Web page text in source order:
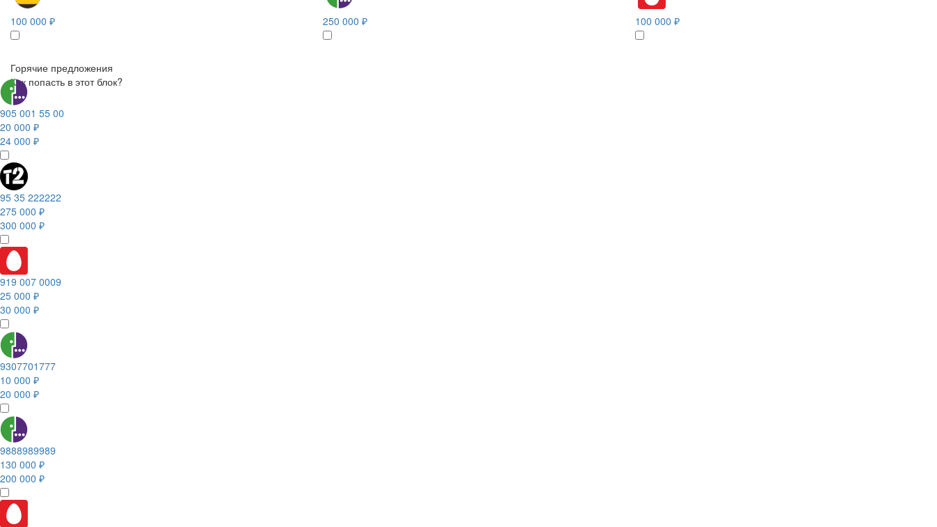
100 000 ₽ 250 000 ₽ 100 000 ₽
Горячие предложения
Как попасть в этот блок?
905 001 55 00
20 000 ₽
24 000 ₽
95 35 222222
275 000 ₽
300 000 ₽
919 007 0009
25 000 ₽
30 000 ₽
9307701777
10 000 ₽
20 000 ₽
9888989989
130 000 ₽
200 000 ₽